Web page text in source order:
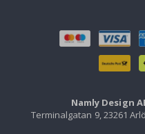
Namly Design
Terminalgatan 9, 23261